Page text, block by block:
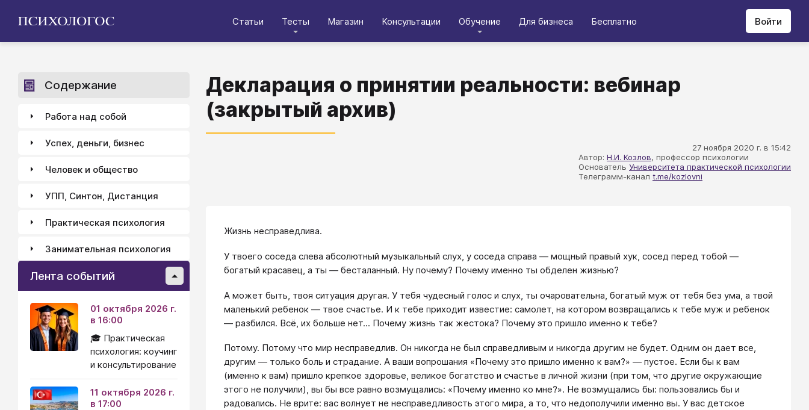
Статьи Тесты Магазин Консультации Обучение Для бизнеса Бесплатно Войти
Декларация о принятии реальности: вебинар
(закрытый архив)
27 ноября 2020 г. в 15:42
Автор: Н.И. Козлов, профессор психологии
Основатель Университета практической психологии
Телеграмм-канал t.me/kozlovni
Жизнь несправедлива.
У твоего соседа слева абсолютный музыкальный слух, у соседа справа — мощный правый хук, сосед перед тобой —
богатый красавец, а ты — бесталанный. Ну почему? Почему именно ты обделен жизнью?
А может быть, твоя ситуация другая. У тебя чудесный голос и слух, ты очаровательна, богатый муж от тебя без ума, а твой
маленький ребенок — твое счастье. И к тебе приходит известие: самолет, на котором возвращались к тебе муж и ребенок
— разбился. Всё, их больше нет... Почему жизнь так жестока? Почему это пришло именно к тебе?
Потому. Потому что мир несправедлив. Он никогда не был справедливым и никогда другим не будет. Одним он дает все,
другим — только боль и страдание. А ваши вопрошания «Почему это пришло именно к вам?» — пустое. Если бы к вам
(именно к вам) пришло крепкое здоровье, великое богатство и счастье в личной жизни (при том, что другие окружающие
этого не получили), вы бы все равно возмущались: «Почему именно ко мне?». Не возмущались бы: пользовались бы и
радовались. Не врите: вас волнует не несправедливость этого мира, а то, что недополучили именно вы. У вас детское
Содержание
Работа над собой
Успех, деньги, бизнес
Человек и общество
УПП, Синтон, Дистанция
Практическая психология
Занимательная психология
Лента событий
01 октября 2026 г.
в 16:00
🎓 Практическая
психология: коучинг
и консультирование
11 октября 2026 г.
в 17:00